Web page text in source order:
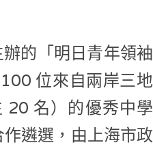
的「明日青年領袖
位來自兩岸三地
20 名）的優秀中學
遴選，由上海市政